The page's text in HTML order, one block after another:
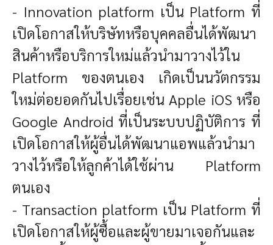
- Innovation platform เป็น Platform ที่
เปิดโอกาสให้บริษัทหรือบุคคลอื่นได้พัฒนา
สินค้าหรือบริการใหม่แล้วนำมาวางไว้ใน
Platform ของตนเอง เกิดเป็นนวัตกรรม
ใหม่ต่อยอดกันไปเรื่อยเช่น Apple iOS หรือ
Google Android ที่เป็นระบบปฏิบัติการ ที่
เปิดโอกาสให้ผู้อื่นได้พัฒนาแอพแล้วนำมา
วางไว้หรือให้ลูกค้าได้ใช้ผ่าน Platform
ตนเอง
- Transaction platform เป็น Platform ที่
เปิดโอกาสให้ผู้ซื้อและผู้ขายมาเจอกันและ